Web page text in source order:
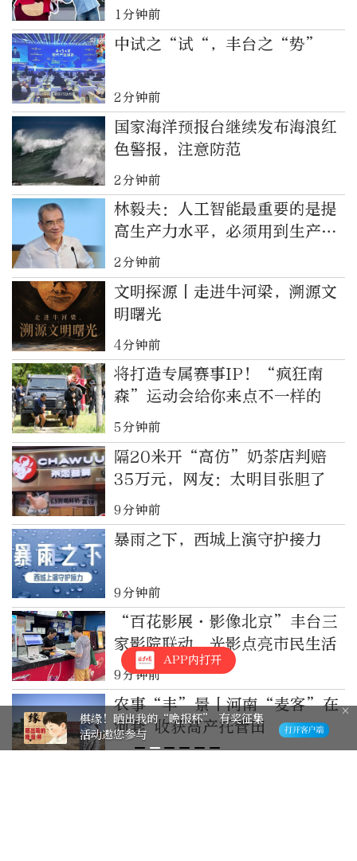
1分钟前
中试之“试“，丰台之“势”
2分钟前
国家海洋预报台继续发布海浪红
色警报，注意防范
2分钟前
林毅夫：人工智能最重要的是提
高生产力水平，必须用到生产、
社会各方面活动中
2分钟前
文明探源丨走进牛河梁，溯源文
明曙光
4分钟前
将打造专属赛事IP！“疯狂南
森”运动会给你来点不一样的
5分钟前
隔20米开“高仿”奶茶店判赔
35万元，网友：太明目张胆了
9分钟前
暴雨之下，西城上演守护接力
9分钟前
“百花影展·影像北京”丰台三
家影院联动，光影点亮市民生活
9分钟前
农事“丰”景丨河南“麦客”在
河套 收获高产托管田
APP内打开
棋缘！晒出我的“晚报杯” 有奖征集
活动邀您参与